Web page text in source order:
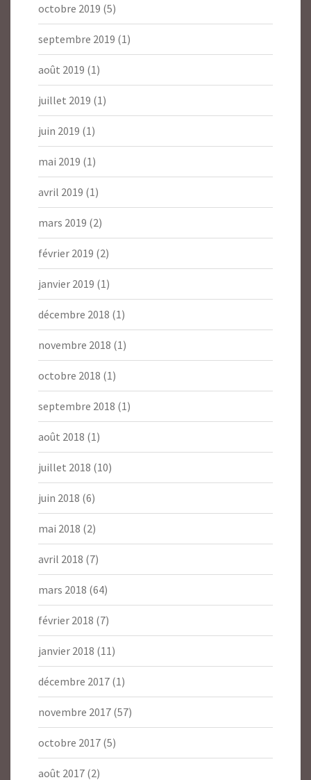
octobre 2019 (5)
septembre 2019 (1)
août 2019 (1)
juillet 2019 (1)
juin 2019 (1)
mai 2019 (1)
avril 2019 (1)
mars 2019 (2)
février 2019 (2)
janvier 2019 (1)
décembre 2018 (1)
novembre 2018 (1)
octobre 2018 (1)
septembre 2018 (1)
août 2018 (1)
juillet 2018 (10)
juin 2018 (6)
mai 2018 (2)
avril 2018 (7)
mars 2018 (64)
février 2018 (7)
janvier 2018 (11)
décembre 2017 (1)
novembre 2017 (57)
octobre 2017 (5)
août 2017 (2)